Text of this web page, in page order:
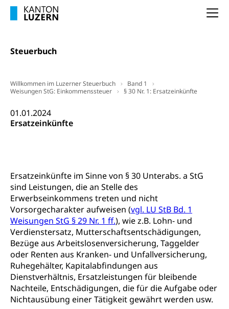
Steuerbuch
Willkommen im Luzerner Steuerbuch
Band 1
Weisungen StG: Einkommenssteuer
§ 30 Nr. 1: Ersatzeinkünfte
01.01.2024
Ersatzeinkünfte
Ersatzeinkünfte im Sinne von § 30 Unterabs. a StG
sind Leistungen, die an Stelle des
Erwerbseinkommens treten und nicht
Vorsorgecharakter aufweisen (vgl. LU StB Bd. 1
Weisungen StG § 29 Nr. 1 ff.), wie z.B. Lohn- und
Verdienstersatz, Mutterschaftsentschädigungen,
Bezüge aus Arbeitslosenversicherung, Taggelder
oder Renten aus Kranken- und Unfallversicherung,
Ruhegehälter, Kapitalabfindungen aus
Dienstverhältnis, Ersatzleistungen für bleibende
Nachteile, Entschädigungen, die für die Aufgabe oder
Nichtausübung einer Tätigkeit gewährt werden usw.
Obligatorische Krankenversicherung (WAS
Suchtprävention, Alkoholprävention,
Darmkrebsvorsorge
Kantonales Tabakpräventionsprogramm
Gesundheitsförderung
Gesundheitsversorgung
Soziale Sicherheit
Sozialversicherungen, Sozialpolitik,
Arbeitslosenversicherung,
Mutterschaftsversicherung, Krankenversicherung,
Kranken- und Unfallversicherung
(gruezi.lu.ch)
Krankenversicherung (WAS Luzern)
Existenzsicherung - Sozialhilfe
Soziales und Gesellschaft (Dienststelle)
Opferhilfe
Arbeitslosenversicherung (WAS Luzern)
Invalidenversicherung (WAS Luzern)
Soziale Sicherheit
Sucht und Drogen
Drogenabhängigkeit, Drogensucht,
Medikamentenabhängigkeit,
Arzneimittelabhängigkeit, Suchtkrankheit,
Drogenabhängige, Drogensüchtige,
Betäubungsmittel, Suchtmittel, Psychopharmaka
Fachstelle Sucht Region Luzern
Drogen (Polizei)
Sucht
Gesundheitsversorgung
Gesundheitsversorgung, Spital, Pflegeinitiative,
Ambulant vor stationär, AVOS, Patientendossier
Gesundheitsversorgung
AHV / IV